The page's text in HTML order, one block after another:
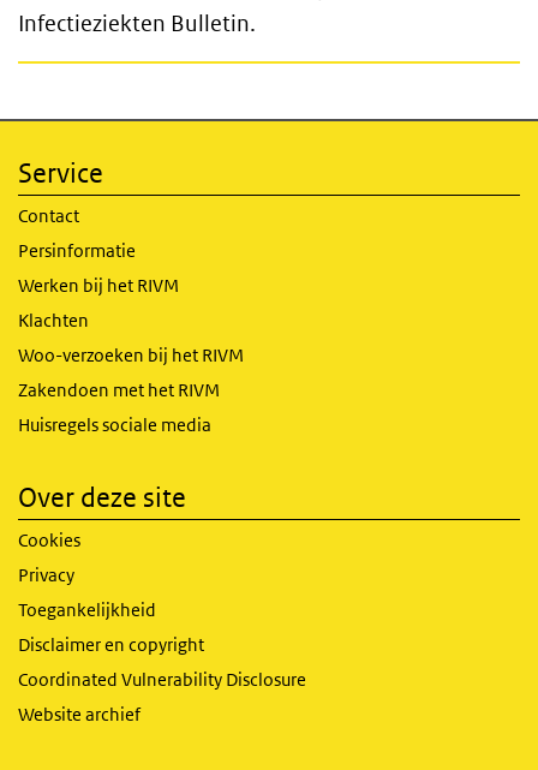
Infectieziekten Bulletin.
Service
Contact
Persinformatie
Werken bij het RIVM
Klachten
Woo-verzoeken bij het RIVM
Zakendoen met het RIVM
Huisregels sociale media
Over deze site
Cookies
Privacy
Toegankelijkheid
Disclaimer en copyright
Coordinated Vulnerability Disclosure
Website archief